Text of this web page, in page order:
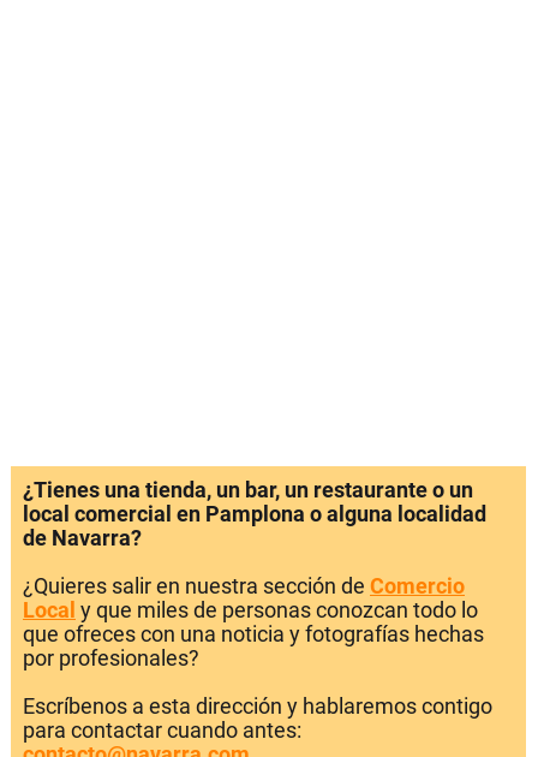
¿Tienes una tienda, un bar, un restaurante o un
local comercial en Pamplona o alguna localidad
de Navarra?
¿Quieres salir en nuestra sección de Comercio
Local y que miles de personas conozcan todo lo
que ofreces con una noticia y fotografías hechas
por profesionales?
Escríbenos a esta dirección y hablaremos contigo
para contactar cuando antes: